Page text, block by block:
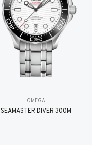
OMEGA
SEAMASTER DIVER 300M